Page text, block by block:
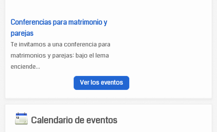
Conferencias para matrimonio y
parejas
Te invitamos a una conferencia para
matrimonios y parejas: bajo el lema
enciende...
Ver los eventos
Calendario de eventos